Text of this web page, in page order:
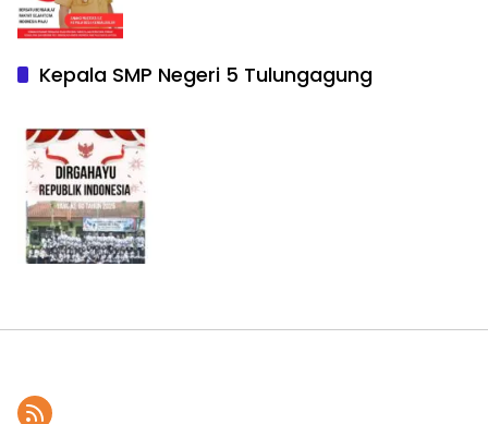
Kepala SMP Negeri 5 Tulungagung